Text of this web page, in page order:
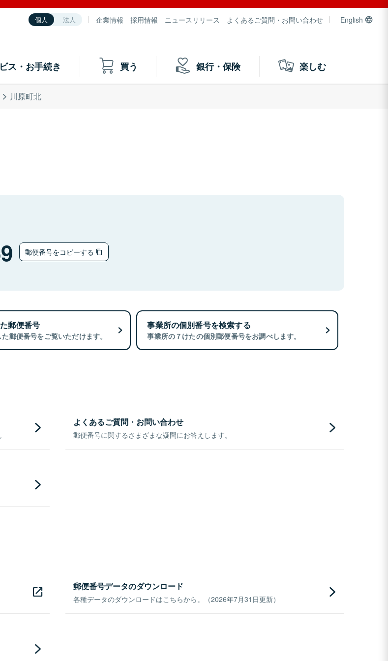
個人 法人 企業情報 採用情報 ニュースリリース よくあるご質問・お問い合わせ English
ス・お手続き 買う 銀行・保険 楽しむ
川原町北
郵便番号をコピーする
郵便番号
郵便番号をご覧いただけます。
事業所の個別番号を検索する
事業所の７けたの個別郵便番号をお調べします。
よくあるご質問・お問い合わせ
郵便番号に関するさまざまな疑問にお答えします。
郵便番号データのダウンロード
各種データのダウンロードはこちらから。（2026年7月31日更新）